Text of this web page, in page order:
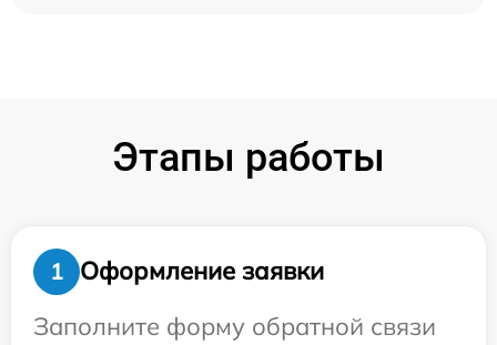
Этапы работы
1
Оформление заявки
Заполните форму обратной связи